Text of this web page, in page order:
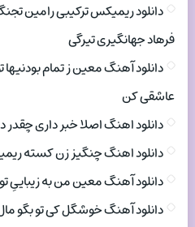
دانلود ریمیکس ترکیبی رامین
فرهاد جهانگیری تیرگی
دانلود آهنگ معین ز تمام بودنیها
عاشقی کن
دانلود اهنگ اصلا خبر داری
دانلود اهنگ چنگیز زن کسته
دانلود آهنگ معین من به زیباییِ
دانلود آهنگ خوشگل کی تو بگو